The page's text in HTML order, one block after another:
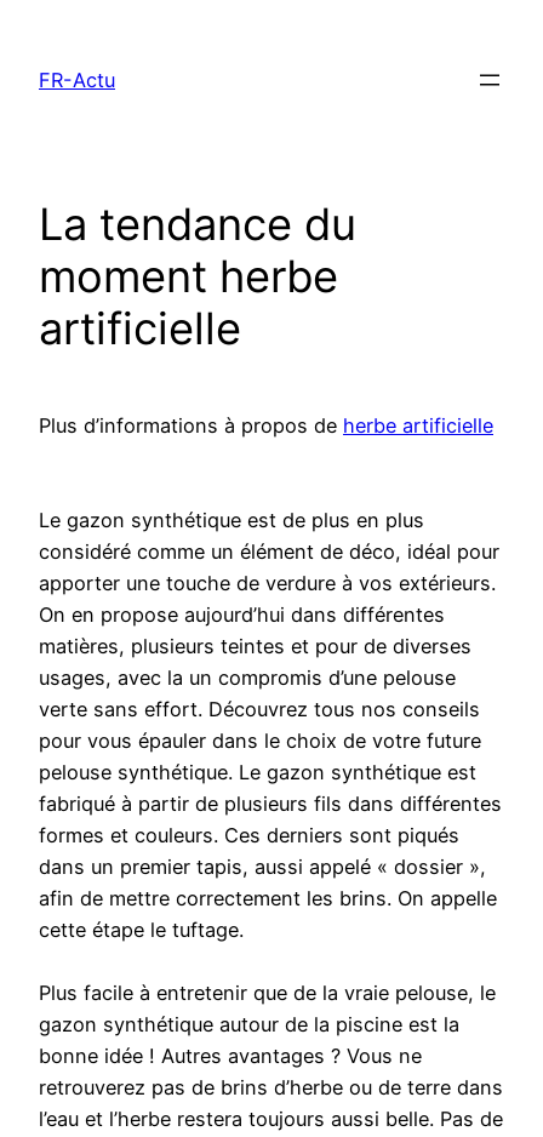
contenu
FR-Actu
La tendance du
moment herbe
artificielle
Plus d’informations à propos de herbe artificielle
Le gazon synthétique est de plus en plus
considéré comme un élément de déco, idéal pour
apporter une touche de verdure à vos extérieurs.
On en propose aujourd’hui dans différentes
matières, plusieurs teintes et pour de diverses
usages, avec la un compromis d’une pelouse
verte sans effort. Découvrez tous nos conseils
pour vous épauler dans le choix de votre future
pelouse synthétique. Le gazon synthétique est
fabriqué à partir de plusieurs fils dans différentes
formes et couleurs. Ces derniers sont piqués
dans un premier tapis, aussi appelé « dossier »,
afin de mettre correctement les brins. On appelle
cette étape le tuftage.
Plus facile à entretenir que de la vraie pelouse, le
gazon synthétique autour de la piscine est la
bonne idée ! Autres avantages ? Vous ne
retrouverez pas de brins d’herbe ou de terre dans
l’eau et l’herbe restera toujours aussi belle. Pas de